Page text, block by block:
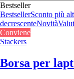
Bestseller
BestsellerSconto più
decrescenteNovità
Conviene
Stackers
Borsa per